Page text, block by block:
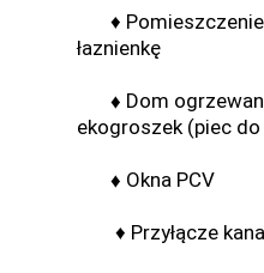
♦ Pomieszczenie
łaznienkę
♦ Dom
ekogroszek (piec
♦ Okna PCV
♦ Przyłącze